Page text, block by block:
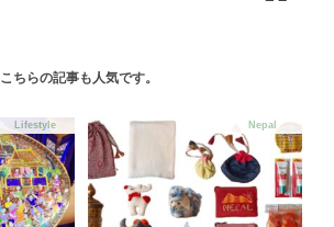
こちらの記事も人気です。
Lifestyle Nepal